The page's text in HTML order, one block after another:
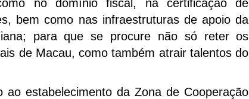
no domínio fiscal, na certificação de
bem como nas infraestruturas de apoio da
para que se procure não só reter os
de Macau, como também atrair talentos do
ao estabelecimento da Zona de Cooperação